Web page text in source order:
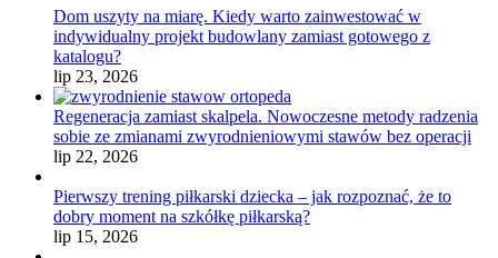
Dom uszyty na miarę. Kiedy warto zainwestować w
indywidualny projekt budowlany zamiast gotowego z
katalogu?
lip 23, 2026
Regeneracja zamiast skalpela. Nowoczesne metody radzenia
sobie ze zmianami zwyrodnieniowymi stawów bez operacji
lip 22, 2026
Pierwszy trening piłkarski dziecka – jak rozpoznać, że to
dobry moment na szkółkę piłkarską?
lip 15, 2026